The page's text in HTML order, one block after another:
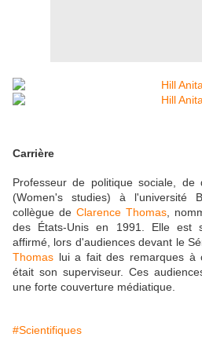
Carrière
Professeur de politique sociale, de
(Women's studies) à l'université
collègue de Clarence Thomas,
des États-Unis en 1991. Elle est
affirmé, lors d'audiences devant le
Thomas lui a fait des remarques à
était son superviseur. Ces
une forte couverture médiatique.
#Scientifiques